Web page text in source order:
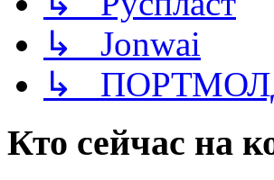
↳ Jonwai
↳
Кто сейчас на